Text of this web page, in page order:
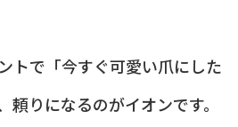
トで「今すぐ可愛い爪にした
頼りになるのがイオンです。